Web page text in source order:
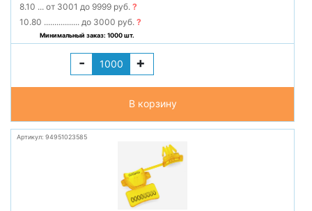
8.10 ... от 3001 до 9999 руб.?
10.80 ................. до 3000 руб.?
Минимальный заказ: 1000 шт.
- +
В корзину
Артикул: 94951023585